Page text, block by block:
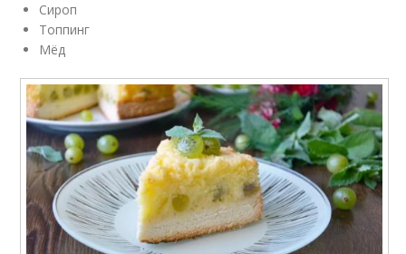
Сироп
Топпинг
Мёд